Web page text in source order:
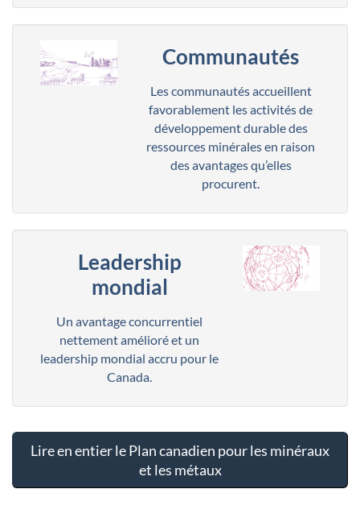
Communautés
Les communautés accueillent
favorablement les activités de
développement durable des
ressources minérales en raison
des avantages qu’elles
procurent.
Leadership
mondial
Un avantage concurrentiel
nettement amélioré et un
leadership mondial accru pour le
Canada.
Lire en entier le Plan canadien pour les minéraux
et les métaux